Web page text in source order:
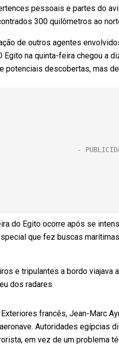
pessoais e partes do
300 quilômetros ao
de outros agentes
Egito na quinta-feira chegou a
potenciais descobertas, mas
do Egito ocorre após se
que fez buscas
e tripulantes a bordo viajava
dos radares.
francês, Jean-Marc
Autoridades egípcias
em vez de um problema